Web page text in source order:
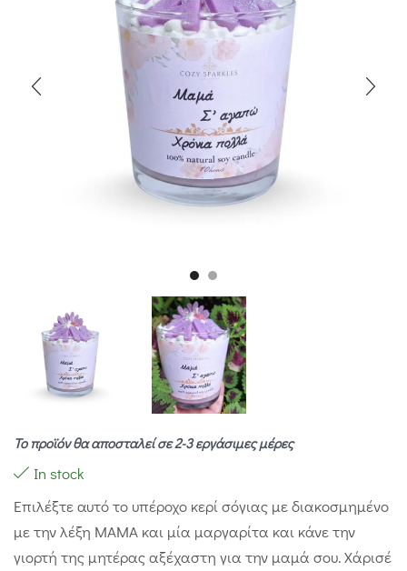
Το προϊόν θα αποσταλεί σε 2-3 εργάσιμες μέρες
In stock
Επιλέξτε αυτό το υπέροχο κερί σόγιας με διακοσμημένο
με την λέξη ΜΑΜΑ και μία μαργαρίτα και κάνε την
γιορτή της μητέρας αξέχαστη για την μαμά σου. Χάρισέ